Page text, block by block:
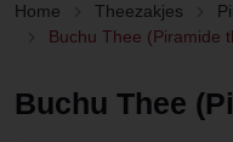
Home Theezakjes
Buchu Thee (Piramide
Buchu Thee